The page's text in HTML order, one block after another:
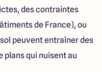
des contraintes
de France), ou
peuvent entraîner des
plans qui nuisent au